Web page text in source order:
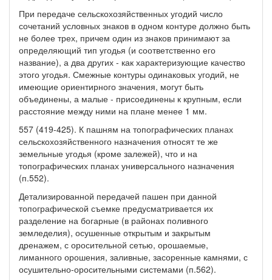
При передаче сельскохозяйственных угодий число
сочетаний условных знаков в одном контуре должно быть
не более трех, причем один из знаков принимают за
определяющий тип угодья (и соответственно его
название), а два других - как характеризующие качество
этого угодья. Смежные контуры одинаковых угодий, не
имеющие ориентирного значения, могут быть
объединены, а малые - присоединены к крупным, если
расстояние между ними на плане менее 1 мм.
557 (419-425). К пашням на топографических планах
сельскохозяйственного назначения относят те же
земельные угодья (кроме залежей), что и на
топографических планах универсального назначения
(п.552).
Детализированной передачей пашен при данной
топографической съемке предусматривается их
разделение на богарные (в районах поливного
земледелия), осушенные открытым и закрытым
дренажем, с оросительной сетью, орошаемые,
лиманного орошения, заливные, засоренные камнями, с
осушительно-оросительными системами (п.562).